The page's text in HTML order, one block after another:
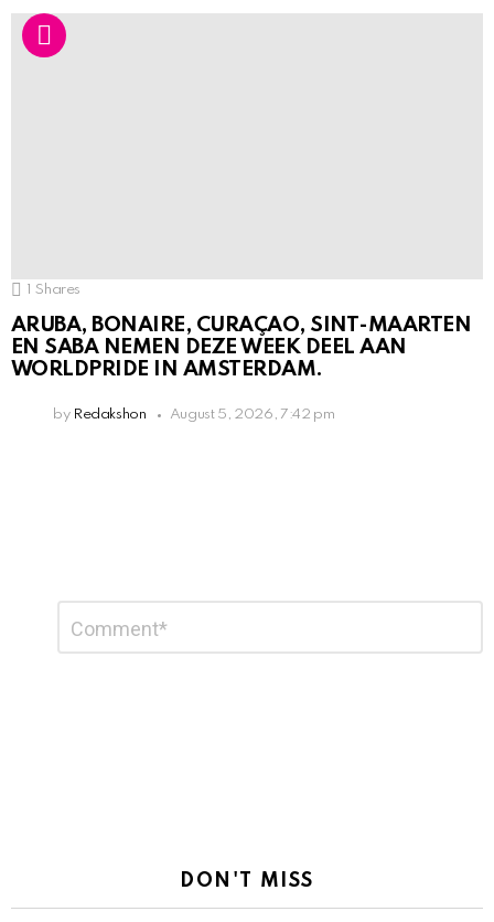
1 Shares
ARUBA, BONAIRE, CURAÇAO, SINT-MAARTEN
EN SABA NEMEN DEZE WEEK DEEL AAN
WORLDPRIDE IN AMSTERDAM.
by Redakshon August 5, 2026, 7:42 pm
Reply
DON'T MISS